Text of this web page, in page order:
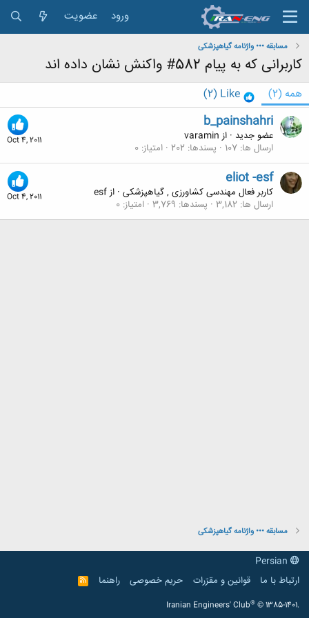
ورود عضویت
مسابقه ••• واژنامه گیاهپزشکی
کاربرانی که به پیام 582# واکنش نشان داده اند
همه (2)
Like
(2)
Oct 4, 2011
b_painshahri
عضو جدید · از varamin
ارسال ها 107 پسندها 202 امتیاز 0
Oct 4, 2011
eliot -esf
کاربر فعال مهندسی کشاورزی , گیاهپزشکی · ازesf
ارسال ها 3,182 پسندها 3,769 امتیاز 0
مسابقه ••• واژنامه گیاهپزشکی
ارتباط با ما
قوانین و مقرّرات حریم خصوصی راهنما
R
S
Iranian Engineers' Club® © 1385-1401.